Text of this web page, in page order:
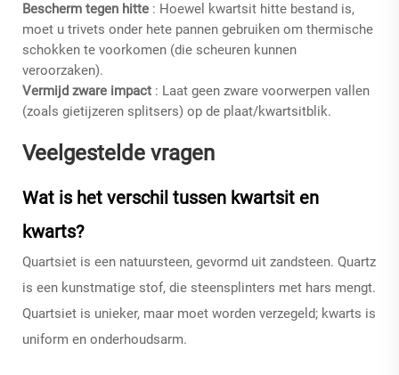
Bescherm tegen hitte : Hoewel kwartsit hitte bestand is,
moet u trivets onder hete pannen gebruiken om thermische
schokken te voorkomen (die scheuren kunnen
veroorzaken).
Vermijd zware impact : Laat geen zware voorwerpen vallen
(zoals gietijzeren splitsers) op de plaat/kwartsitblik.
Veelgestelde vragen
Wat is het verschil tussen kwartsit en
kwarts?
Quartsiet is een natuursteen, gevormd uit zandsteen. Quartz
is een kunstmatige stof, die steensplinters met hars mengt.
Quartsiet is unieker, maar moet worden verzegeld; kwarts is
uniform en onderhoudsarm.